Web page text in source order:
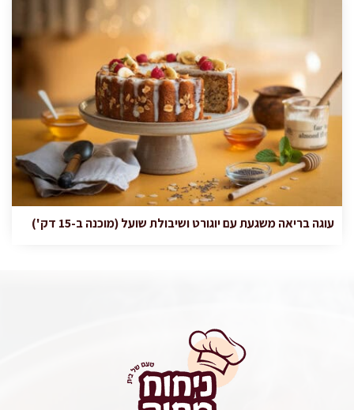
עוגה בריאה משגעת עם יוגורט ושיבולת שועל (מוכנה ב-15 דק')